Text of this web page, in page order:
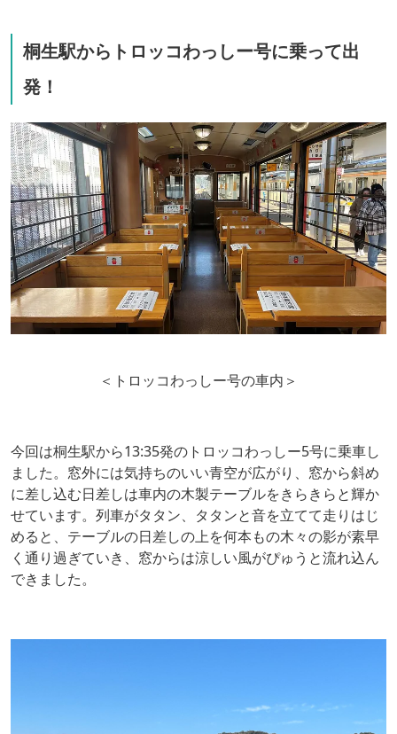
桐生駅からトロッコわっしー号に乗って出
発！
＜トロッコわっしー号の車内＞
今回は桐生駅から13:35発のトロッコわっしー5号に乗車し
ました。窓外には気持ちのいい青空が広がり、窓から斜め
に差し込む日差しは車内の木製テーブルをきらきらと輝か
せています。列車がタタン、タタンと音を立てて走りはじ
めると、テーブルの日差しの上を何本もの木々の影が素早
く通り過ぎていき、窓からは涼しい風がぴゅうと流れ込ん
できました。